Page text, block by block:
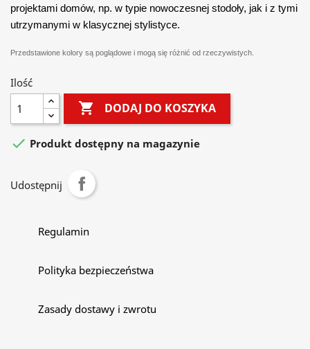
projektami domów, np. w typie nowoczesnej stodoły, jak i z tymi
utrzymanymi w klasycznej stylistyce.
Przedstawione kolory są poglądowe i mogą się różnić od rzeczywistych.
Ilość
 DODAJ DO KOSZYKA
 Produkt dostępny na magazynie
Udostępnij
Regulamin
Polityka bezpieczeństwa
Zasady dostawy i zwrotu